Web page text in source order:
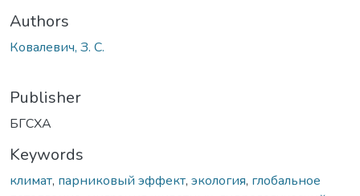
Authors
Ковалевич, З. С.
Publisher
БГСХА
Keywords
климат, парниковый эффект, экология, глобальное